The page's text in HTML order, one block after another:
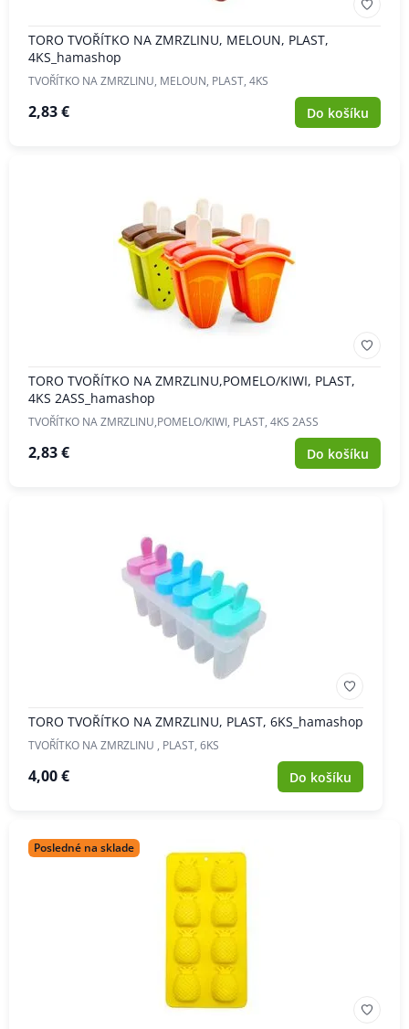
TORO TVOŘÍTKO NA ZMRZLINU, MELOUN, PLAST,
4KS_hamashop
TVOŘÍTKO NA ZMRZLINU, MELOUN, PLAST, 4KS
2,83 € Do košíku
TORO TVOŘÍTKO NA ZMRZLINU,POMELO/KIWI, PLAST,
4KS 2ASS_hamashop
TVOŘÍTKO NA ZMRZLINU,POMELO/KIWI, PLAST, 4KS 2ASS
2,83 € Do košíku
TORO TVOŘÍTKO NA ZMRZLINU, PLAST, 6KS_hamashop
TVOŘÍTKO NA ZMRZLINU , PLAST, 6KS
4,00 € Do košíku
Posledné na sklade